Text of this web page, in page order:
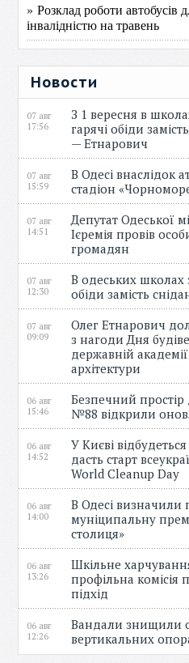
» Розклад роботи автобусів
інвалідністю на травень
Новости
07 авг
17:56
З 1 вересня в
гарячі обіди
— Етнарович
07 авг
15:59
В Одесі внаслідок
стадіон
07 авг
14:51
Депутат Одеської
Ієремія провів
громадян
07 авг
12:30
В одеських школах
обіди замість
07 авг
09:09
Олег Етнарович
з нагоди Дня
державній
архітектури
06 авг
15:46
Безпечний простір
№88 відкрили
06 авг
14:52
У Києві
дасть старт
World Cleanup Day
06 авг
14:00
В Одесі визначили
муніципальну
столиця»
06 авг
13:26
Шкільне
профільна комісія
підхід
06 авг
12:26
Вандали знищили
вертикальних